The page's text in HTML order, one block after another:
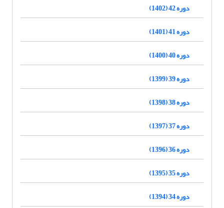
دوره 42 (1402)
دوره 41 (1401)
دوره 40 (1400)
دوره 39 (1399)
دوره 38 (1398)
دوره 37 (1397)
دوره 36 (1396)
دوره 35 (1395)
دوره 34 (1394)